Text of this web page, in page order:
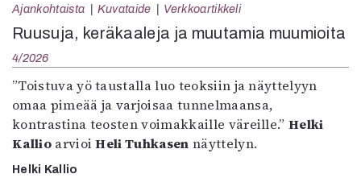
Ajankohtaista Kuvataide Verkkoartikkeli
Ruusuja, keräkaaleja ja muutamia muumioita
4/2026
”Toistuva yö taustalla luo teoksiin ja näyttelyyn
omaa pimeää ja varjoisaa tunnelmaansa,
kontrastina teosten voimakkaille väreille.”Helki
KallioarvioiHeli Tuhkasen näyttelyn.
Helki Kallio